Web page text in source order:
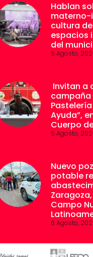
Hablan
materno-
cultura
espacios
del
6 Agosto,
Invitan a
campaña
Ayuda”,
Cuerpo
6 Agosto,
Nuevo
potable
Campo
6 Agosto,